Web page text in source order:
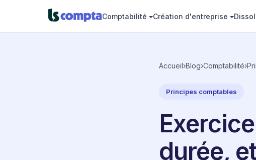
Comptabilité Création d'entreprise
Accueil›Blog›Comptabilité›
Principes comptables
durée,